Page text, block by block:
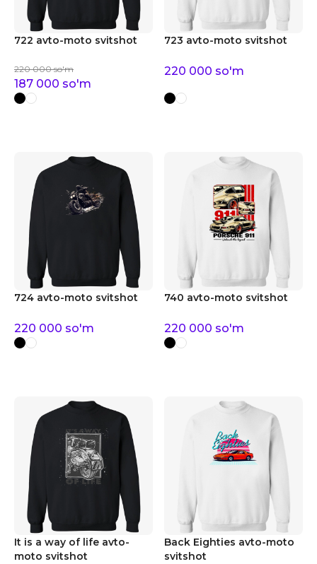
722 avto-moto svitshot
220 000 so'm
187 000 so'm
723 avto-moto svitshot
220 000 so'm
724 avto-moto svitshot
220 000 so'm
740 avto-moto svitshot
220 000 so'm
It is a way of life avto-
moto svitshot
Back Eighties avto-moto
svitshot